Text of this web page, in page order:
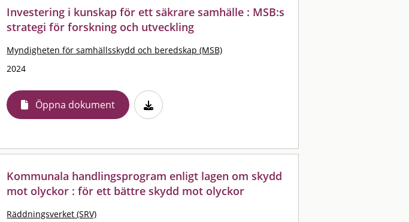
Investering i kunskap för ett säkrare samhälle : MSB:s
strategi för forskning och utveckling
Myndigheten för samhällsskydd och beredskap (MSB)
2024
Öppna dokument
Kommunala handlingsprogram enligt lagen om skydd
mot olyckor : för ett bättre skydd mot olyckor
Räddningsverket (SRV)